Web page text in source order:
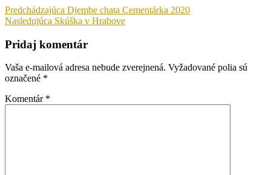
Navigácia
v
článku
Predchádzajúci
príspevok
Predchádzajúca Djembe chata Cementárka 2020
Nasledujúci
Nasledujúca Skúška v Hrabove
Pridaj komentár
Vaša e-mailová adresa nebude zverejnená. Vyžadované polia sú
označené *
Komentár *